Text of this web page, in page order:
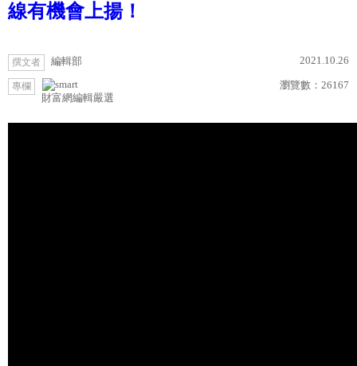
線有機會上揚！
撰文者 編輯部 2021.10.26
專欄
財富網編輯嚴選
瀏覽數： 26167